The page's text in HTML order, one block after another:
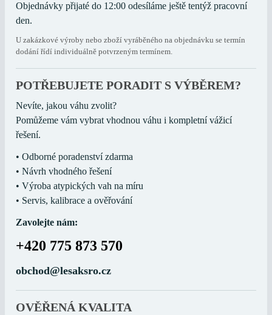
Objednávky přijaté do 12:00 odesíláme ještě tentýž pracovní
den.
U zakázkové výroby nebo zboží vyráběného na objednávku se termín
dodání řídí individuálně potvrzeným termínem.
POTŘEBUJETE PORADIT S VÝBĚREM?
Nevíte, jakou váhu zvolit?
Pomůžeme vám vybrat vhodnou váhu i kompletní vážicí
řešení.
• Odborné poradenství zdarma
• Návrh vhodného řešení
• Výroba atypických vah na míru
• Servis, kalibrace a ověřování
Zavolejte nám:
+420 775 873 570
obchod@lesaksro.cz
OVĚŘENÁ KVALITA